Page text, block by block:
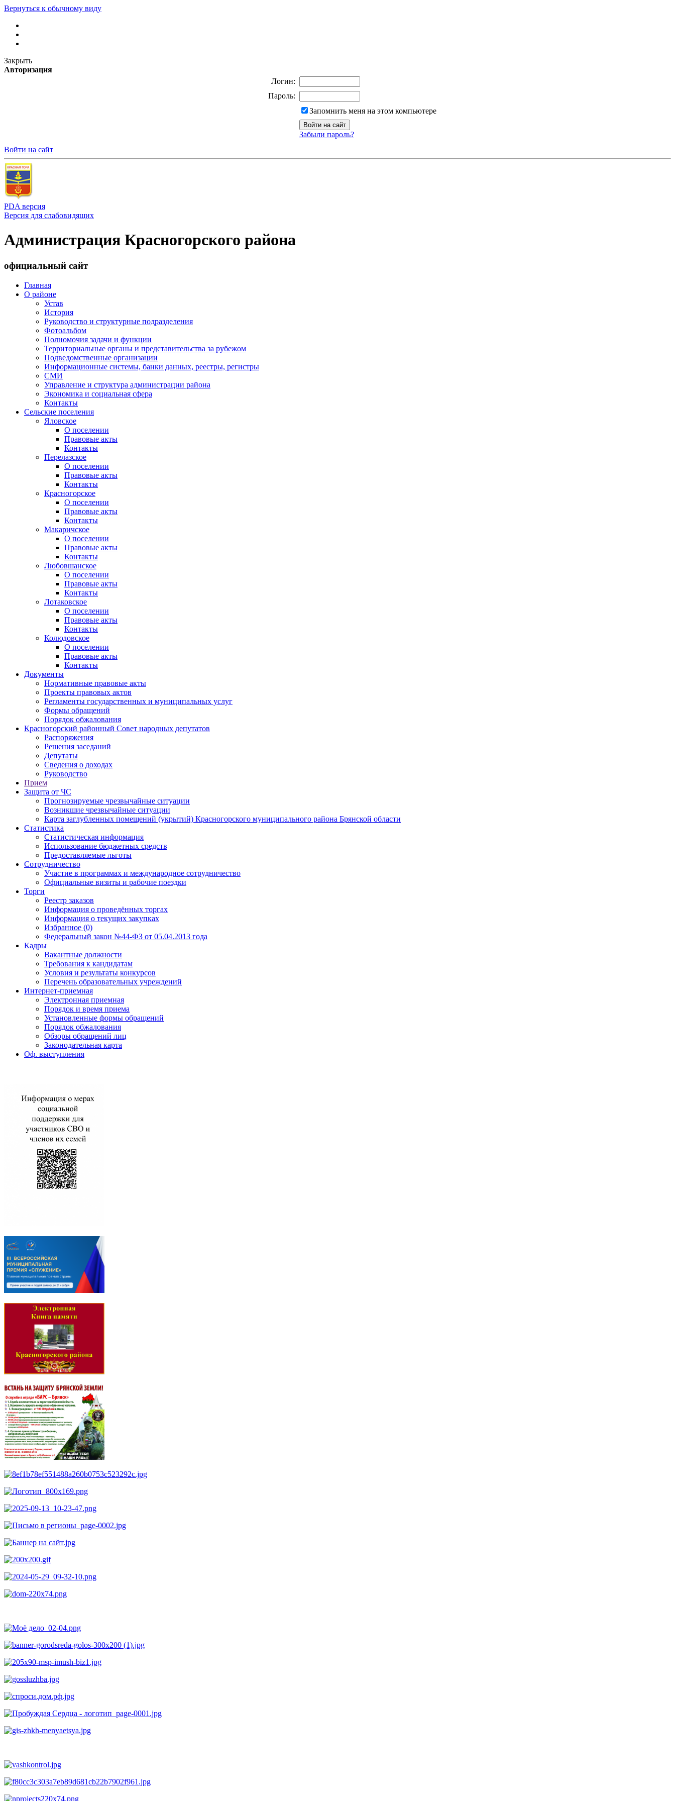
Вернуться к обычному виду
Закрыть
Авторизация
Логин:
Пароль:
Запомнить меня на этом компьютере
Забыли пароль?
Войти на сайт
PDA версия
Версия для слабовидящих
Администрация Красногорского района
официальный сайт
Главная
О районе
Устав
История
Руководство и структурные подразделения
Фотоальбом
Полномочия задачи и функции
Территориальные органы и представительства за рубежом
Подведомственные организации
Информационные системы, банки данных, реестры, регистры
СМИ
Управление и структура администрации района
Экономика и социальная сфера
Контакты
Сельские поселения
Яловское
О поселении
Правовые акты
Контакты
Перелазское
О поселении
Правовые акты
Контакты
Красногорское
О поселении
Правовые акты
Контакты
Макаричское
О поселении
Правовые акты
Контакты
Любовшанское
О поселении
Правовые акты
Контакты
Лотаковское
О поселении
Правовые акты
Контакты
Колюдовское
О поселении
Правовые акты
Контакты
Документы
Нормативные правовые акты
Проекты правовых актов
Регламенты государственных и муниципальных услуг
Формы обращений
Порядок обжалования
Красногорский районный Совет народных депутатов
Распоряжения
Решения заседаний
Депутаты
Сведения о доходах
Руководство
Прием
Защита от ЧС
Прогнозируемые чрезвычайные ситуации
Возникшие чрезвычайные ситуации
Карта заглубленных помещений (укрытий) Красногорского муниципального района Брянской области
Статистика
Статистическая информация
Использование бюджетных средств
Предоставляемые льготы
Сотрудничество
Участие в программах и международное сотрудничество
Официальные визиты и рабочие поездки
Торги
Реестр заказов
Информация о проведённых торгах
Информация о текущих закупках
Избранное (0)
Федеральный закон №44-ФЗ от 05.04.2013 года
Кадры
Вакантные должности
Требования к кандидатам
Условия и результаты конкурсов
Перечень образовательных учреждений
Интернет-приемная
Электронная приемная
Порядок и время приема
Установленные формы обращений
Порядок обжалования
Обзоры обращений лиц
Законодательная карта
Оф. выступления